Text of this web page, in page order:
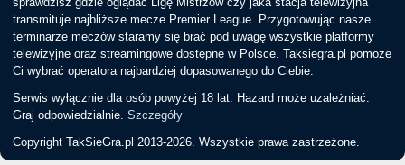
transmituje najbliższe mecze Premier League. Przygotowując nasze
terminarze meczów staramy się brać pod uwagę wszystkie platformy
telewizyjne oraz streamingowe dostępne w Polsce. Taksiegra.pl pomoże
Ci wybrać operatora najbardziej dopasowanego do Ciebie.
Serwis wyłącznie dla osób powyżej 18 lat. Hazard może uzależniać.
Graj odpowiedzialnie.Szczegóły
Copyright TakSieGra.pl 2013-2026. Wszystkie prawa zastrzeżone.